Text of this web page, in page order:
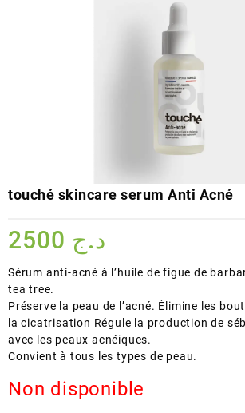
touché skincare serum Anti Acné
د.ج
Sérum anti-acné à l’huile de figue de
tea tree.
Préserve la peau de l’acné. Élimine les
la cicatrisation Régule la production de
avec les peaux acnéiques.
Convient à tous les types de peau.
Non disponible